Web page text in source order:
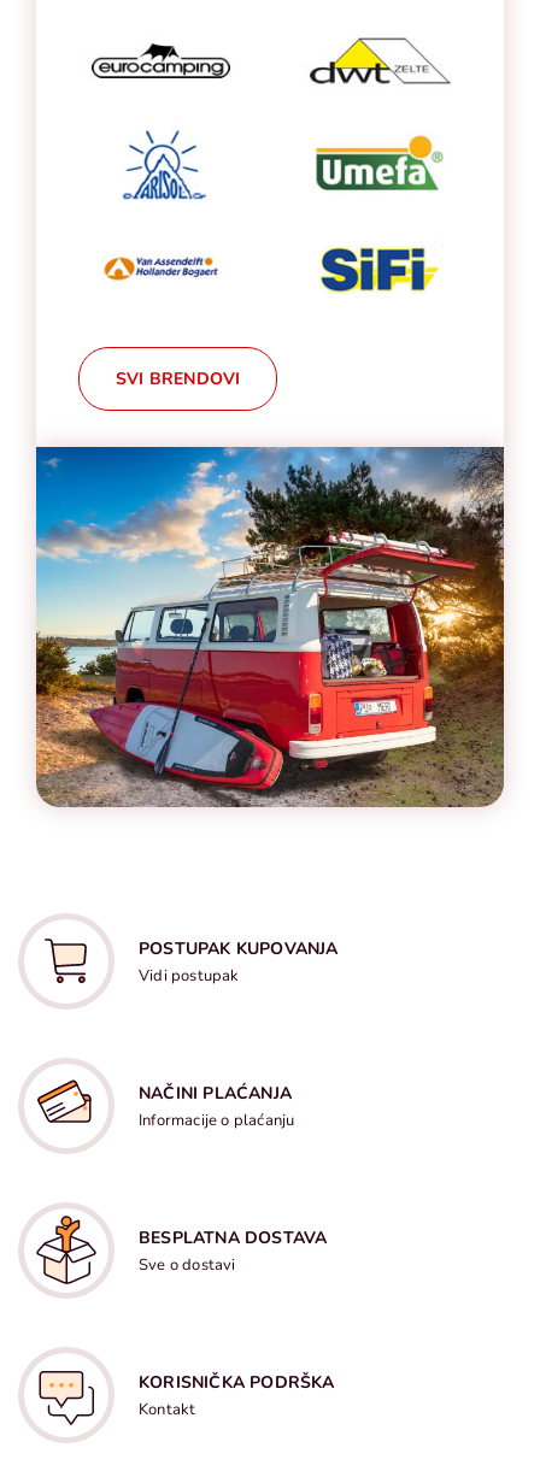
SVI BRENDOVI
POSTUPAK KUPOVANJA
Vidi postupak
NAČINI PLAĆANJA
Informacije o plaćanju
BESPLATNA DOSTAVA
Sve o dostavi
KORISNIČKA PODRŠKA
Kontakt